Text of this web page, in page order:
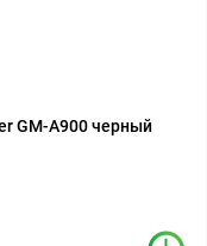
GM-A900 черный